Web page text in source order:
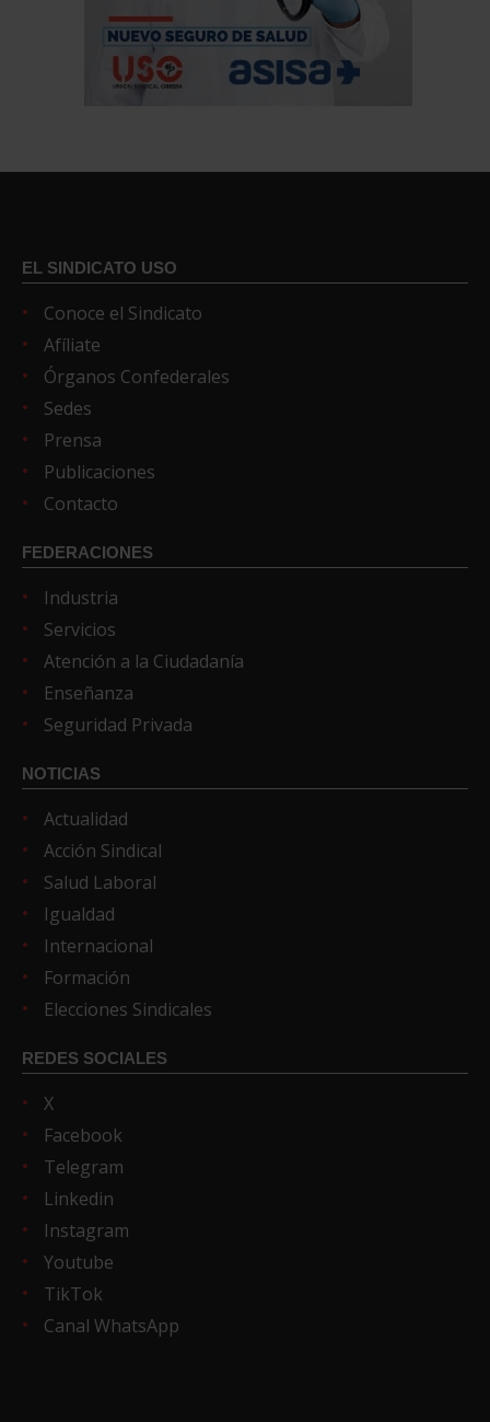
EL SINDICATO USO
Conoce el Sindicato
Afíliate
Órganos Confederales
Sedes
Prensa
Publicaciones
Contacto
FEDERACIONES
Industria
Servicios
Atención a la Ciudadanía
Enseñanza
Seguridad Privada
NOTICIAS
Actualidad
Acción Sindical
Salud Laboral
Igualdad
Internacional
Formación
Elecciones Sindicales
REDES SOCIALES
X
Facebook
Telegram
Linkedin
Instagram
Youtube
TikTok
Canal WhatsApp